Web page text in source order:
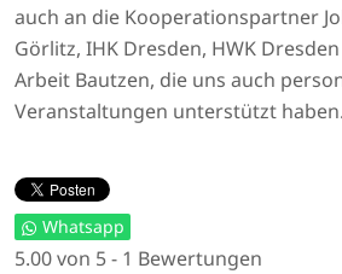
auch an die Kooperationspartner
Görlitz, IHK Dresden, HWK
Arbeit Bautzen, die uns auch
Veranstaltungen unterstützt haben.
Whatsapp
5.00 von 5 - 1 Bewertungen